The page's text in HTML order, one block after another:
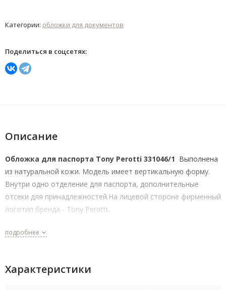
Категории: обложки для документов
Поделиться в соцсетях:
Описание
Обложка для паспорта Tony Perotti 331046/1 Выполнена
из натуральной кожи. Модель имеет вертикальную форму.
Внутри одно отделение для паспорта, дополнительные
отсеки для принадлежностей.На лицевой стороне фирменный
логотип бренда - Tony Perotti..
подробнее
Характеристики